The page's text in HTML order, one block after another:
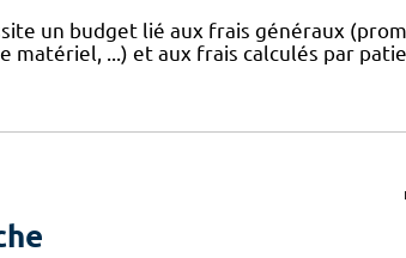
un budget lié aux frais généraux
matériel, ...) et aux frais calculés par